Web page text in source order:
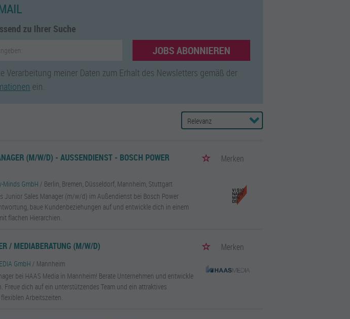
zu Ihrer Suche
JOBS ABONNIEREN
Verarbeitung meiner Daten zum Erhalt des Newsletters gemäß der
ein.
(M/W/D) - AUSSENDIENST - BOSCH POWER T Merken
Minds GmbH / Berlin, Bremen, Düsseldorf, Mannheim, Stuttgart
Junior Sales Manager (m/w/d) im Außendienst bei Bosch Power
baue Kundenbeziehungen auf und entwickle dich in einem
flachen Hierarchien.
/ MEDIABERATUNG (M/W/D) Merken
GmbH / Mannheim
bei HAAS Media in Mannheim! Berate Unternehmen und entwickle
Freue dich auf ein unterstützendes Team und ein attraktives
Arbeitszeiten.